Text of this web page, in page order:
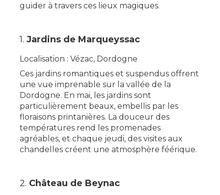
guider à travers ces lieux magiques.
1. Jardins de Marqueyssac
Localisation : Vézac, Dordogne
Ces jardins romantiques et suspendus offrent
une vue imprenable sur la vallée de la
Dordogne. En mai, les jardins sont
particulièrement beaux, embellis par les
floraisons printanières. La douceur des
températures rend les promenades
agréables, et chaque jeudi, des visites aux
chandelles créent une atmosphère féérique.
2. Château de Beynac